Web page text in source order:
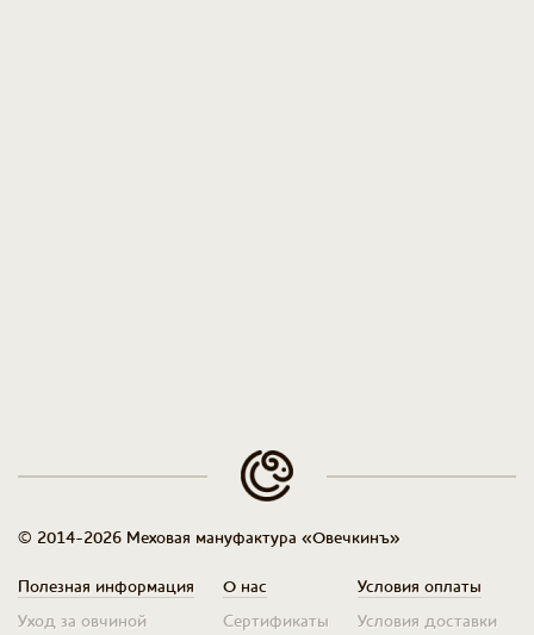
© 2014-2026 Меховая мануфактура «Овечкинъ»
Полезная информация
Уход за овчиной
О нас
Сертификаты
Условия оплаты
Условия доставки